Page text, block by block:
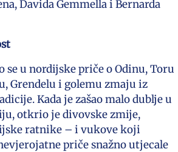
Davida Gemmella i Bernarda
se u nordijske priče o Odinu, Toru
Grendelu i golemu zmaju iz
Kada je zašao malo dublje u
otkrio je divovske zmije,
ratnike – i vukove koji
priče snažno utjecale